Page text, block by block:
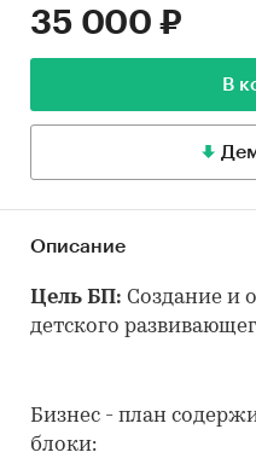
35 000 ₽
В
Описание
Цель БП: Создание и
детского
Бизнес - план
блоки: